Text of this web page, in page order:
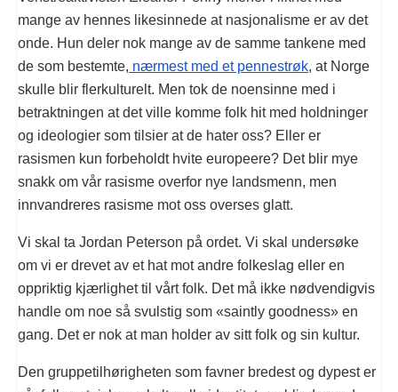
mange av hennes likesinnede at nasjonalisme er av det
onde. Hun deler nok mange av de samme tankene med
de som bestemte, nærmest med et pennestrøk, at Norge
skulle blir flerkulturelt. Men tok de noensinne med i
betraktningen at det ville komme folk hit med holdninger
og ideologier som tilsier at de hater oss? Eller er
rasismen kun forbeholdt hvite europeere? Det blir mye
snakk om vår rasisme overfor nye landsmenn, men
innvandreres rasisme mot oss overses glatt.
Vi skal ta Jordan Peterson på ordet. Vi skal undersøke
om vi er drevet av et hat mot andre folkeslag eller en
oppriktig kjærlighet til vårt folk. Det må ikke nødvendigvis
handle om noe så svulstig som «saintly goodness» en
gang. Det er nok at man holder av sitt folk og sin kultur.
Den gruppetilhørigheten som favner bredest og dypest er